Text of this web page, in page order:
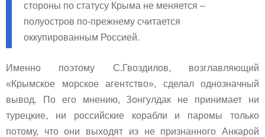
стороны по статусу Крыма не меняется –
полуостров по-прежнему считается
оккупированным Россией.
Именно поэтому С.Гвоздилов, возглавляющий
«Крымское морское агентство», сделал однозначный
вывод. По его мнению, Зонгулдак не принимает ни
турецкие, ни российские корабли и паромы только
потому, что они выходят из не признанного Анкарой